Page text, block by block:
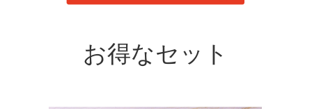
お得なセット